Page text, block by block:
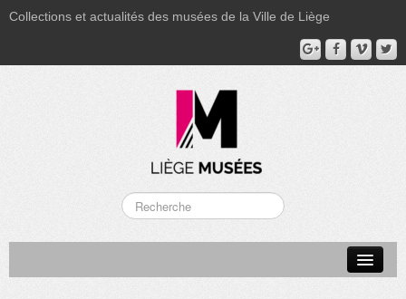
Collections et actualités des musées de la Ville de Liège